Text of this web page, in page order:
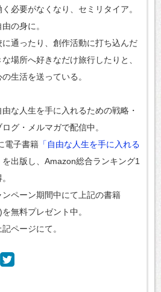
必要がなくなり、セミリタイア。
の身に。
に通ったり、創作活動に打ち込んだ
な場所へ好きなだけ旅行したりと、
生活を送っている。
な人生を手に入れるための戦略・
グ・メルマガで配信中。
電子書籍 「自由な人生を手に入れる
を出版し、Amazon総合ランキング1
ンペーン期間中にて上記の書籍
無料プレゼント中。
ページにて。